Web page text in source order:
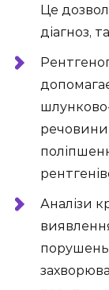
Це
діагноз,
речовини
Аналізи